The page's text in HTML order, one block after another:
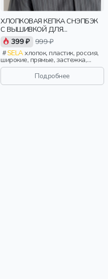
ХЛОПКОВАЯ КЕПКА СНЭПБЭК
С ВЫШИВКОЙ ДЛЯ
МАЛЬЧИКОВ
399 ₽ 999 ₽
SELAхлопок, пластик, россия,
широкие, прямые, застежка,
вышивка, мальчики, дети
Подробнее